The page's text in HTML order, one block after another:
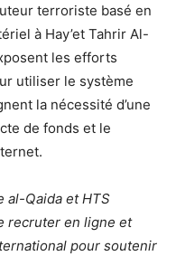
terroriste basé en
à Hay’et Tahrir Al-
les efforts
utiliser le système
la nécessité d’une
de fonds et le
al-Qaida et HTS
recruter en ligne et
pour soutenir